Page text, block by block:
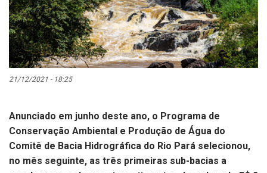
21/12/2021 - 18:25
Anunciado em junho deste ano, o Programa de
Conservação Ambiental e Produção de Água do
Comitê de Bacia Hidrográfica do Rio Pará selecionou,
no mês seguinte, as três primeiras sub-bacias a